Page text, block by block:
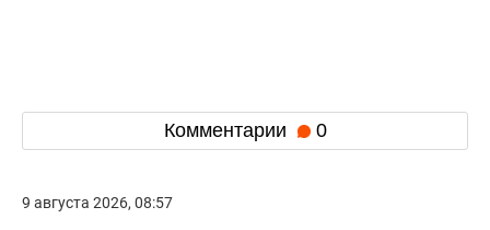
Комментарии 0
9 августа 2026, 08:57